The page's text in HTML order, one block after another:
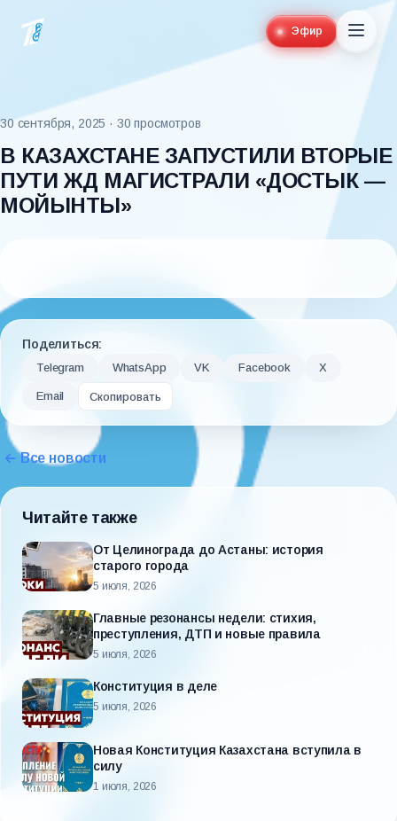
Эфир
30 сентября, 2025 · 30 просмотров
В КАЗАХСТАНЕ ЗАПУСТИЛИ ВТОРЫЕ
ПУТИ ЖД МАГИСТРАЛИ «ДОСТЫК —
МОЙЫНТЫ»
Поделиться:
Telegram WhatsApp VK Facebook X
Email Скопировать
← Все новости
Читайте также
От Целинограда до Астаны: история
старого города
5 июля, 2026
Главные резонансы недели: стихия,
преступления, ДТП и новые правила
5 июля, 2026
Конституция в деле
5 июля, 2026
Новая Конституция Казахстана вступила в
силу
1 июля, 2026